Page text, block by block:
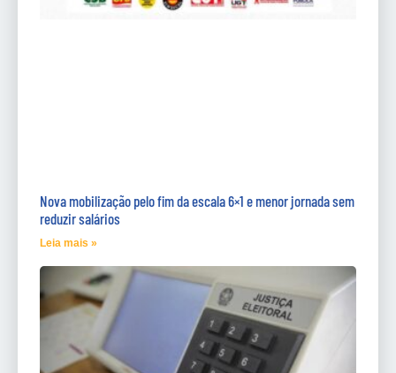
Nova mobilização pelo fim da escala 6×1 e menor jornada sem
reduzir salários
Leia mais »